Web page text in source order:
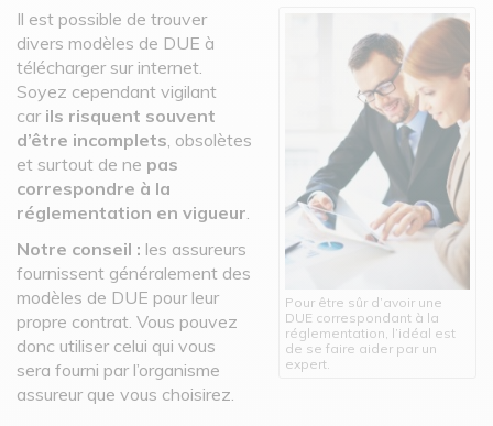
Pour être sûr d’avoir une
DUE correspondant à la
réglementation, l’idéal est
de se faire aider par un
expert.
Il est possible de trouver
divers modèles de DUE à
télécharger sur internet.
Soyez cependant vigilant
car ils risquent souvent
d’être incomplets, obsolètes
et surtout de ne pas
correspondre à la
réglementation en vigueur.
Notre conseil : les assureurs
fournissent généralement des
modèles de DUE pour leur
propre contrat. Vous pouvez
donc utiliser celui qui vous
sera fourni par l’organisme
assureur que vous choisirez.